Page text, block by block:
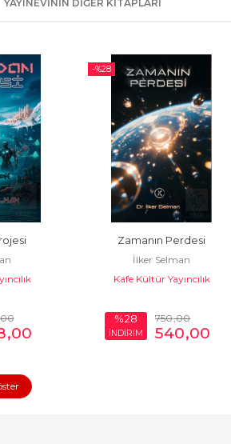
YAYINEVININ DIĞER KITAPLARI
,00
-%28
Zamanın Perdesi
İlker Selman
Kafe Kültür Yayıncılık
%28
İNDİRİM
750,00
540,00